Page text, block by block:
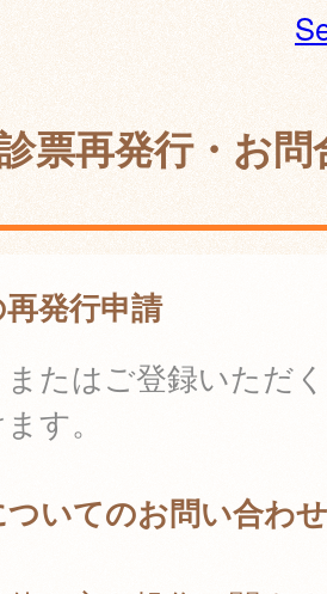
票再発行・お問
発行申請
またはご登録いただ
す。
いてのお問い合わせ